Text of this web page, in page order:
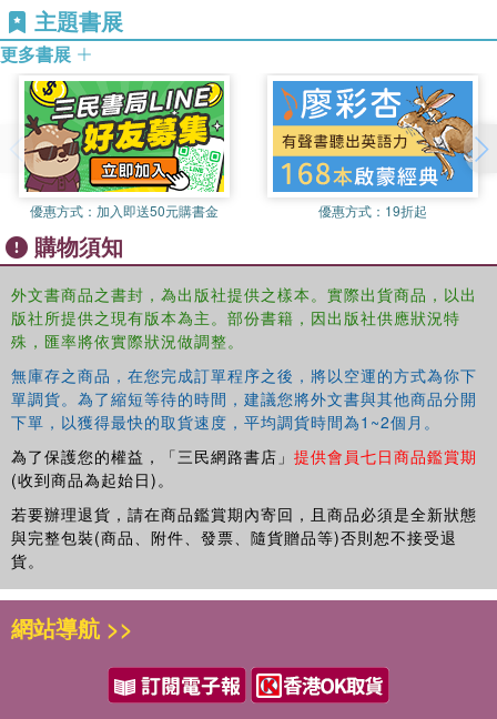
and renewal. It will also be of interest to those with an interest in
sustainable development.
主題書展
更多書展
優惠方式： 加入即送50元購書金 優惠方式： 19折起
購物須知
外文書商品之書封，為出版社提供之樣本。實際出貨商品，以出
版社所提供之現有版本為主。部份書籍，因出版社供應狀況特
殊，匯率將依實際狀況做調整。
無庫存之商品，在您完成訂單程序之後，將以空運的方式為你下
單調貨。為了縮短等待的時間，建議您將外文書與其他商品分開
下單，以獲得最快的取貨速度，平均調貨時間為1~2個月。
為了保護您的權益，「三民網路書店」 提供會員七日商品鑑賞期
(收到商品為起始日)。
若要辦理退貨，請在商品鑑賞期內寄回，且商品必須是全新狀態
與完整包裝(商品、附件、發票、隨貨贈品等)否則恕不接受退
貨。
網站導航 >>